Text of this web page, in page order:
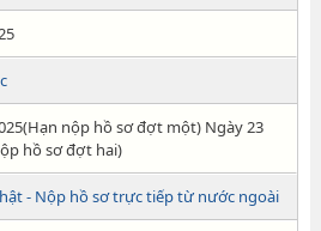
nộp hồ sơ đợt một) Ngày 23
hồ sơ đợt hai)
- Nộp hồ sơ trực tiếp từ nước ngoài